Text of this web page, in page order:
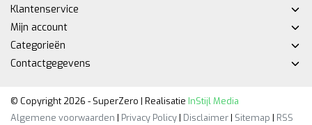
Klantenservice
Mijn account
Categorieën
Contactgegevens
© Copyright 2026 - SuperZero | Realisatie InStijl Media
Algemene voorwaarden | Privacy Policy| Disclaimer| Sitemap | RSS